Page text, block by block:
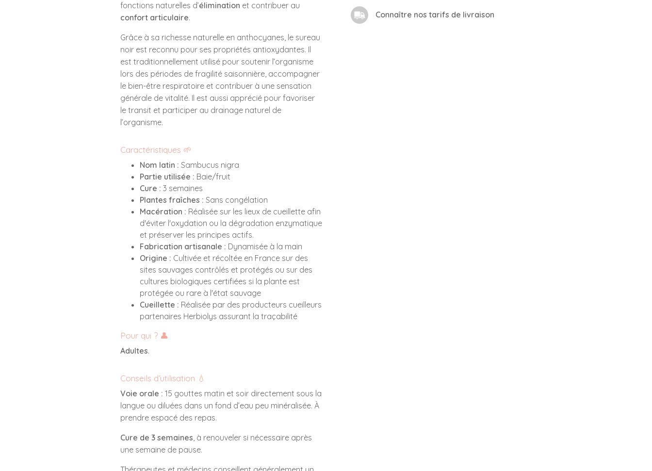
Connaître nos tarifs de livraison
fonctions naturelles d’élimination et contribuer au
confort articulaire.
Grâce à sa richesse naturelle en anthocyanes, le sureau
noir est reconnu pour ses propriétés antioxydantes. Il
est traditionnellement utilisé pour soutenir l’organisme
lors des périodes de fragilité saisonnière, accompagner
le bien-être respiratoire et contribuer à une sensation
générale de vitalité. Il est aussi apprécié pour favoriser
le transit et participer au drainage naturel de
l’organisme.
Caractéristiques 🌱
Nom latin : Sambucus nigra
Partie utilisée : Baie/fruit
Cure : 3 semaines
Plantes fraîches : Sans congélation
Macération : Réalisée sur les lieux de cueillette afin
d'éviter l'oxydation ou la dégradation enzymatique
et préserver les principes actifs.
Fabrication artisanale : Dynamisée à la main
Origine : Cultivée et récoltée en France sur des
sites sauvages contrôlés et protégés ou sur des
cultures biologiques certifiées si la plante est
protégée ou rare à l'état sauvage
Cueillette : Réalisée par des producteurs cueilleurs
partenaires Herbiolys assurant la traçabilité
Pour qui ? 👤
Adultes.
Conseils d’utilisation 💧
Voie orale : 15 gouttes matin et soir directement sous la
langue ou diluées dans un fond d’eau peu minéralisée. À
prendre espacé des repas.
Cure de 3 semaines, à renouveler si nécessaire après
une semaine de pause.